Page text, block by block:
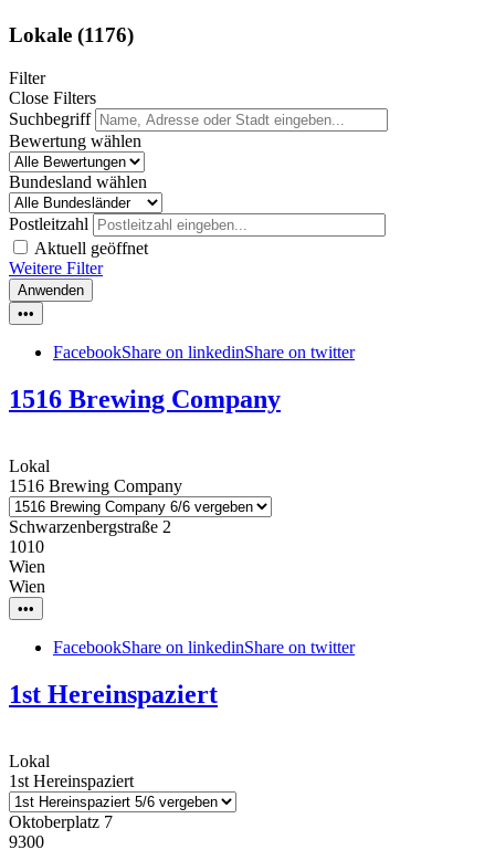
Lokale (1176)
Filter
Close Filters
Suchbegriff
Bewertung wählen
Bundesland wählen
Postleitzahl
Aktuell geöffnet
Weitere Filter
Anwenden
•••
FacebookShare on linkedinShare on twitter
1516 Brewing Company
Lokal
1516 Brewing Company
Schwarzenbergstraße 2
1010
Wien
Wien
•••
FacebookShare on linkedinShare on twitter
1st Hereinspaziert
Lokal
1st Hereinspaziert
Oktoberplatz 7
9300